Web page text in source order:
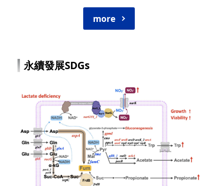
more
永續發展SDGs